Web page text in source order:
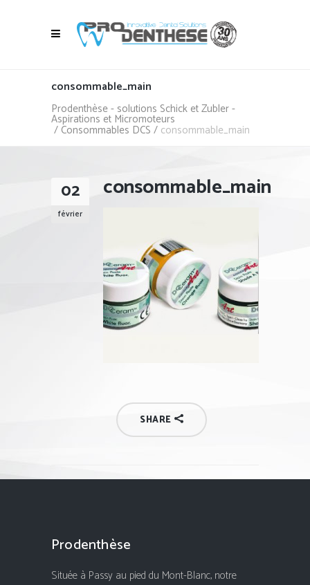
consommable_main
Prodenthèse - solutions Schick et Zubler -
Aspirations et Micromoteurs
/ Consommables DCS / consommable_main
02
février
consommable_main
SHARE
Prodenthèse
Située à Passy au pied du Mont-Blanc, notre